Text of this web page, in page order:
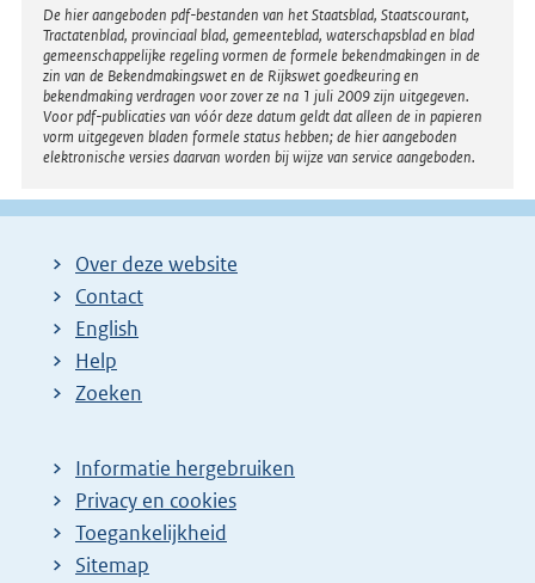
Disclaimer
De hier aangeboden pdf-bestanden van het Staatsblad, Staatscourant,
Tractatenblad, provinciaal blad, gemeenteblad, waterschapsblad en blad
gemeenschappelijke regeling vormen de formele bekendmakingen in de
zin van de Bekendmakingswet en de Rijkswet goedkeuring en
bekendmaking verdragen voor zover ze na 1 juli 2009 zijn uitgegeven.
Voor pdf-publicaties van vóór deze datum geldt dat alleen de in papieren
vorm uitgegeven bladen formele status hebben; de hier aangeboden
elektronische versies daarvan worden bij wijze van service aangeboden.
Over deze website
Contact
English
Help
Zoeken
Informatie hergebruiken
Privacy en cookies
Toegankelijkheid
Sitemap